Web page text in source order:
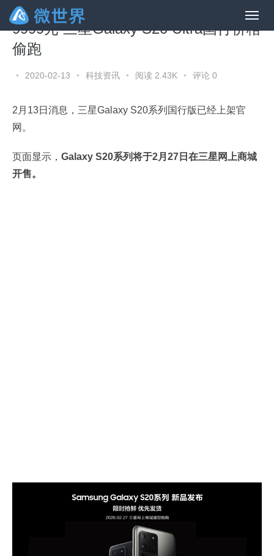
9999元 三星Galaxy S20 Ultra国行价格
偷跑
• 2020-02-13 • 科技资讯 • 阅读 2.43K • 评论 0
2月13日消息，三星Galaxy S20系列国行版已经上架官
网。
页面显示， Galaxy S20系列将于2月27日在三星网上商城
开售。